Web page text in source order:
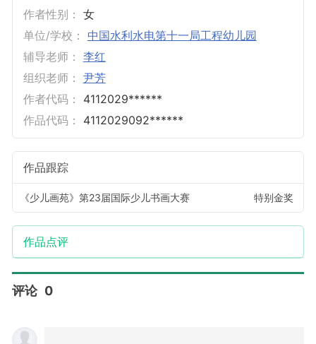
作者性别： 女
单位/学校：
中国水利水电第十一局工程幼儿园
辅导老师： 李红
组织老师： 尹芳
作者代码：
4112029******
作品代码：
4112029092******
作品跟踪
《少儿画苑》第23届国际少儿书画大赛 特别金奖
作品点评
评论 0